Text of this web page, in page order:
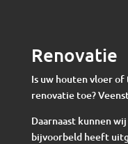
Renovatie
Is uw houten vloer
renovatie toe?
Daarnaast kunnen
bijvoorbeld heeft